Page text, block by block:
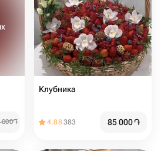
000֏
Клубника
4.88383 85 000֏